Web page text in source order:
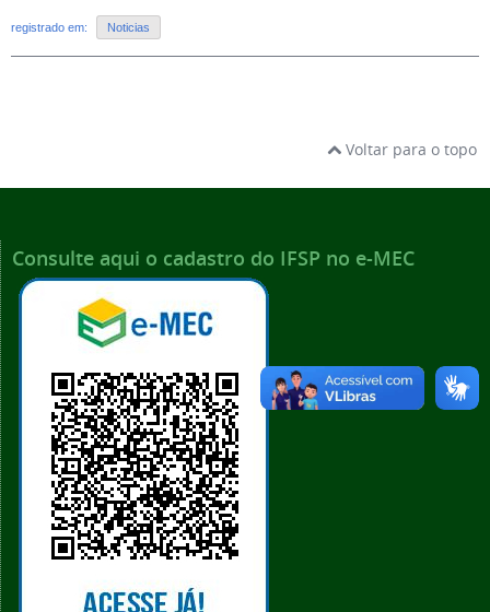
registrado em: Noticias
Voltar para o topo
Consulte aqui o cadastro do IFSP no e-MEC